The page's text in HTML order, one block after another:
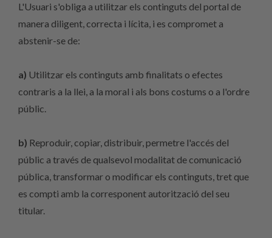
L'Usuari s'obliga a utilitzar els continguts del portal de
manera diligent, correcta i lícita, i es compromet a
abstenir-se de:
a) Utilitzar els continguts amb finalitats o efectes
contraris a la llei, a la moral i als bons costums o a l'ordre
públic.
b) Reproduir, copiar, distribuir, permetre l'accés del
públic a través de qualsevol modalitat de comunicació
pública, transformar o modificar els continguts, tret que
es compti amb la corresponent autorització del seu
titular.